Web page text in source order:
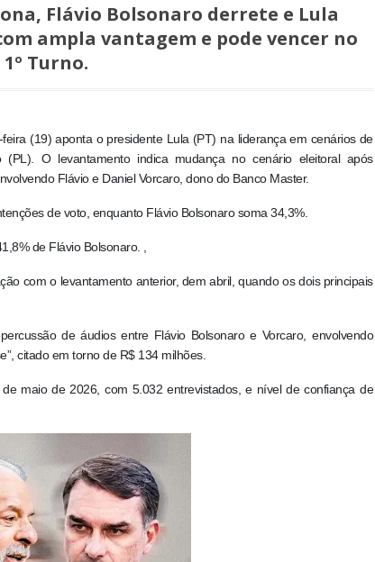
Flávio Bolsonaro derrete e Lula
ampla vantagem e pode vencer no
1º Turno.
(19) aponta o presidente Lula (PT) na liderança em cenários de
O levantamento indica mudança no cenário eleitoral após
Flávio e Daniel Vorcaro, dono do Banco Master.
de voto, enquanto Flávio Bolsonaro soma 34,3%.
de Flávio Bolsonaro. ,
com o levantamento anterior, dem abril, quando os dois principais
de áudios entre Flávio Bolsonaro e Vorcaro, envolvendo
citado em torno de R$ 134 milhões.
maio de 2026, com 5.032 entrevistados, e nível de confiança de